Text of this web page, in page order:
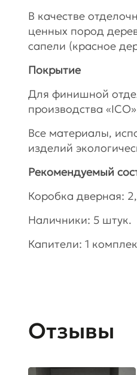
В качестве
ценных пород
сапели (красное
Покрытие
Для финишной
производства
Все материалы,
изделий
Рекомендуемый
Коробка дверная:
Наличники: 5 штук.
Капители: 1
Отзывы